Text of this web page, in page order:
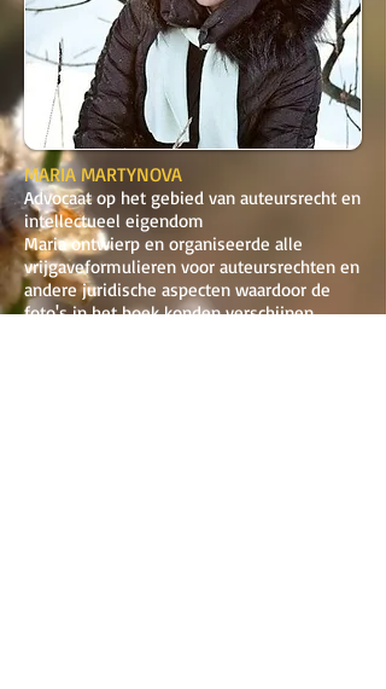
MARIA MARTYNOVA
Advocaat op het gebied van auteursrecht en
intellectueel eigendom
Maria ontwierp en organiseerde alle
vrijgaveformulieren voor auteursrechten en
andere juridische aspecten waardoor de
foto's in het boek konden verschijnen.